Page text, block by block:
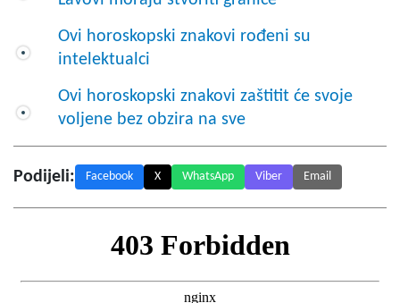
Ovi horoskopski znakovi rođeni su
intelektualci
Ovi horoskopski znakovi zaštitit će svoje
voljene bez obzira na sve
Podijeli: Facebook X WhatsApp Viber Email